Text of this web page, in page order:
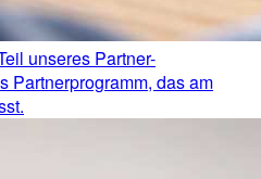
unseres Partner-
Partnerprogramm, das am